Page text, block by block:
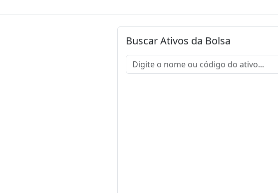
Buscar Ativos da Bolsa